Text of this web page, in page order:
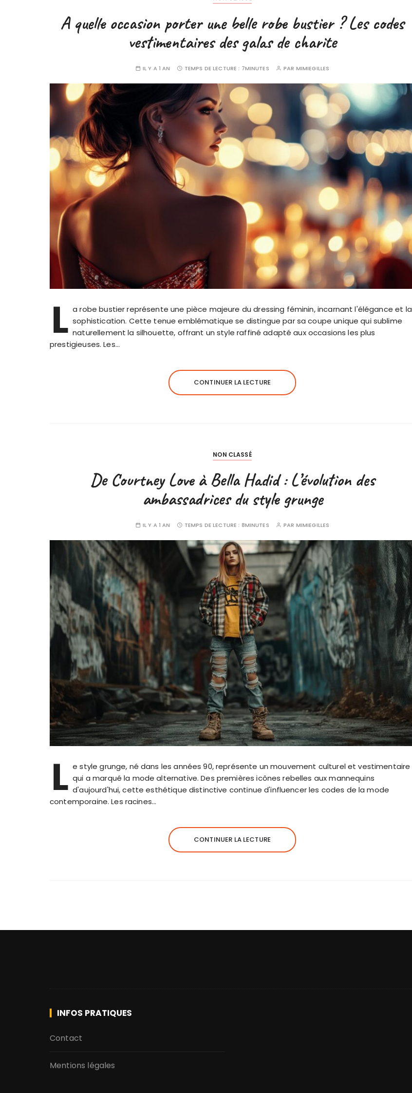
A quelle occasion porter une belle robe bustier ? Les codes
vestimentaires des galas de charite
IL Y A 1 AN TEMPS DE LECTURE : 7MINUTES PAR MIMIEGILLES
L a robe bustier représente une pièce majeure du dressing féminin, incarnant l'élégance et la
sophistication. Cette tenue emblématique se distingue par sa coupe unique qui sublime
naturellement la silhouette, offrant un style raffiné adapté aux occasions les plus
prestigieuses. Les…
CONTINUER LA LECTURE
NON CLASSÉ
De Courtney Love à Bella Hadid : L’évolution des
ambassadrices du style grunge
IL Y A 1 AN TEMPS DE LECTURE : 8MINUTES PAR MIMIEGILLES
L e style grunge, né dans les années 90, représente un mouvement culturel et vestimentaire
qui a marqué la mode alternative. Des premières icônes rebelles aux mannequins
d'aujourd'hui, cette esthétique distinctive continue d'influencer les codes de la mode
contemporaine. Les racines…
CONTINUER LA LECTURE
INFOS PRATIQUES
Contact
Mentions légales